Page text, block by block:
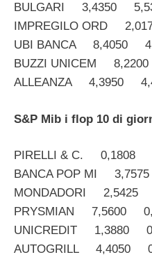
BULGARI 3,4350
IMPREGILO ORD
UBI BANCA 8,4050
BUZZI UNICEM
ALLEANZA 4,3950
S&P Mib i flop 10 di
PIRELLI & C. 0,1808
BANCA POP MI
MONDADORI 2,5425
PRYSMIAN 7,5600
UNICREDIT 1,3880
AUTOGRILL 4,4050